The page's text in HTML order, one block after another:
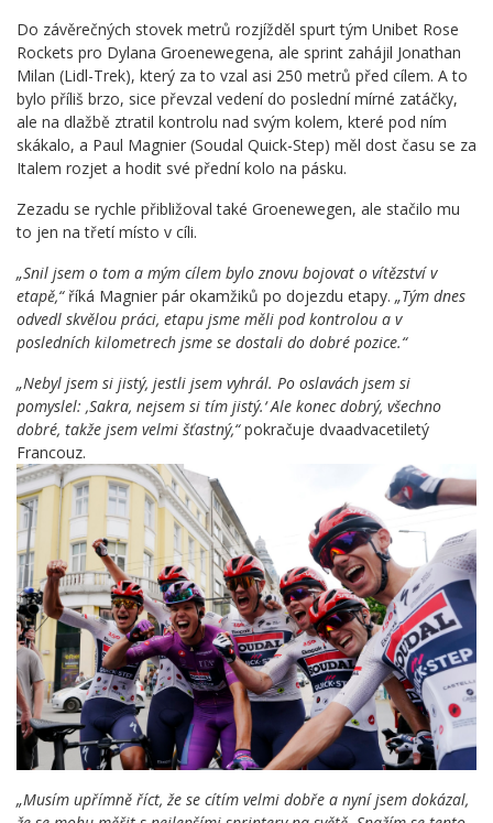
Do závěrečných stovek metrů rozjížděl spurt tým Unibet Rose
Rockets pro Dylana Groenewegena, ale sprint zahájil Jonathan
Milan (Lidl-Trek), který za to vzal asi 250 metrů před cílem. A to
bylo příliš brzo, sice převzal vedení do poslední mírné zatáčky,
ale na dlažbě ztratil kontrolu nad svým kolem, které pod ním
skákalo, a Paul Magnier (Soudal Quick-Step) měl dost času se za
Italem rozjet a hodit své přední kolo na pásku.
Zezadu se rychle přibližoval také Groenewegen, ale stačilo mu
to jen na třetí místo v cíli.
„Snil jsem o tom a mým cílem bylo znovu bojovat o vítězství v
etapě,“říká Magnier pár okamžiků po dojezdu etapy. „Tým dnes
odvedl skvělou práci, etapu jsme měli pod kontrolou a v
posledních kilometrech jsme se dostali do dobré pozice.“
„Nebyl jsem si jistý, jestli jsem vyhrál. Po oslavách jsem si
pomyslel: ‚Sakra, nejsem si tím jistý.‘ Ale konec dobrý, všechno
dobré, takže jsem velmi šťastný,“pokračuje dvaadvacetiletý
Francouz.
„Musím upřímně říct, že se cítím velmi dobře a nyní jsem dokázal,